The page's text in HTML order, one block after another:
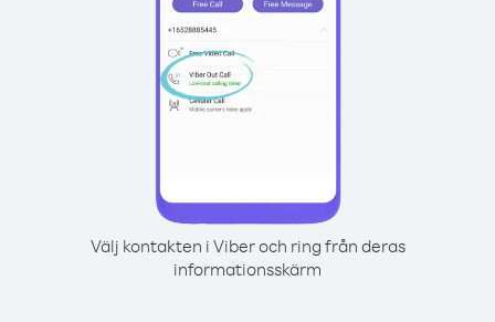
Välj kontakten i Viber och ring från deras
informationsskärm